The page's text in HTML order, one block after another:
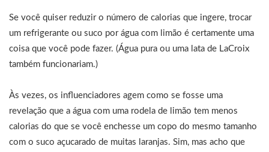
Se você quiser reduzir o número de calorias que ingere, trocar
um refrigerante ou suco por água com limão é certamente uma
coisa que você pode fazer. (Água pura ou uma lata de LaCroix
também funcionariam.)
Às vezes, os influenciadores agem como se fosse uma
revelação que a água com uma rodela de limão tem menos
calorias do que se você enchesse um copo do mesmo tamanho
com o suco açucarado de muitas laranjas. Sim, mas acho que